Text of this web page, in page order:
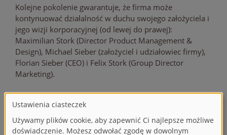
Kolejne pokolenie gwarantuje, że firma może
kontynuować działalność w duchu swojego założyciela i
jego wizji korporacyjnej (od lewej do prawej):
Maximilian Stork (Director Product Management &
Design), Michael Sieber (założyciel i udziałowiec firmy),
Florian Sieber (CEO) i Felix Stork (Group Director
Marketing).